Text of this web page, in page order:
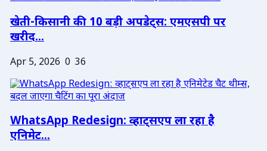
खेती-किसानी की 10 बड़ी अपडेट्स: एमएसपी पर
खरीद...
Apr 5, 2026 0 36
WhatsApp Redesign: व्हाट्सएप ला रहा है
एनिमेट...